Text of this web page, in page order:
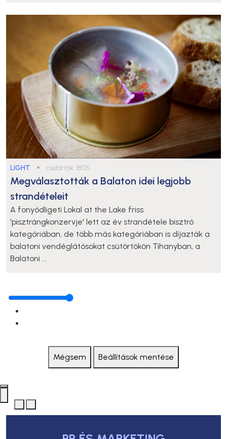
LIGHT ● csütörtök, 18:05
Megválasztották a Balaton idei legjobb
strandételeit
A fonyódligeti Lokal at the Lake friss
'pisztrángkonzervje' lett az év strandétele bisztró
kategóriában, de több más kategóriában is díjazták a
balatoni vendéglátósokat csütörtökön Tihanyban, a
Balatoni ...
Mégsem Beállítások mentése